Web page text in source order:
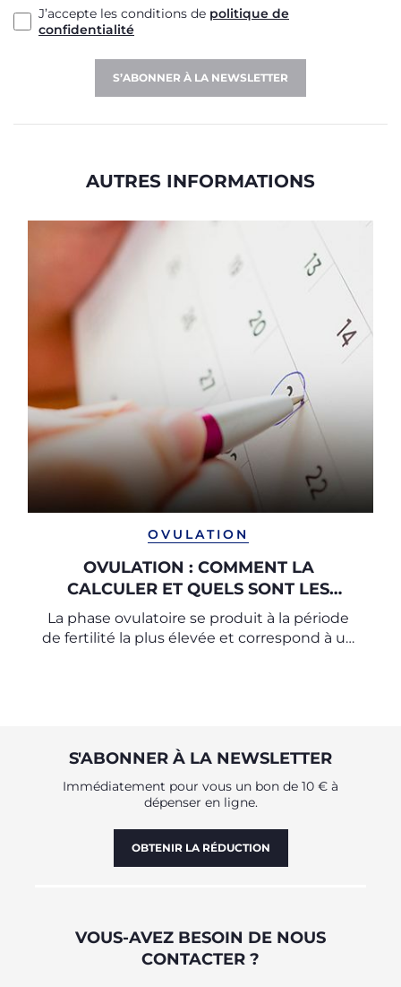
J’accepte les conditions de politique de
confidentialité
S’ABONNER À LA NEWSLETTER
AUTRES INFORMATIONS
OVULATION
OVULATION : COMMENT LA
CALCULER ET QUELS SONT LES
SYMPTÔMES ?
La phase ovulatoire se produit à la période
de fertilité la plus élevée et correspond à un
S'ABONNER À LA NEWSLETTER
Immédiatement pour vous un bon de 10 € à
dépenser en ligne.
OBTENIR LA RÉDUCTION
VOUS-AVEZ BESOIN DE NOUS
CONTACTER ?